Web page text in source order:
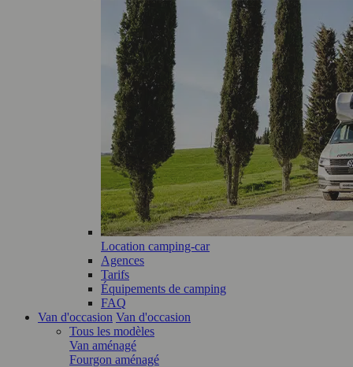
Location camping-car
Agences
Tarifs
Équipements de camping
FAQ
Van d'occasion Van d'occasion
Tous les modèles
Van aménagé
Fourgon aménagé